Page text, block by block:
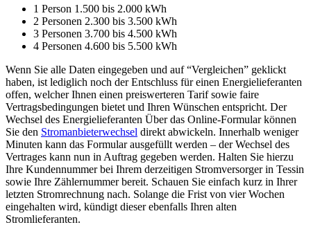
1 Person 1.500 bis 2.000 kWh
2 Personen 2.300 bis 3.500 kWh
3 Personen 3.700 bis 4.500 kWh
4 Personen 4.600 bis 5.500 kWh
Wenn Sie alle Daten eingegeben und auf “Vergleichen” geklickt
haben, ist lediglich noch der Entschluss für einen Energielieferanten
offen, welcher Ihnen einen preiswerteren Tarif sowie faire
Vertragsbedingungen bietet und Ihren Wünschen entspricht. Der
Wechsel des Energielieferanten Über das Online-Formular können
Sie den Stromanbieterwechsel direkt abwickeln. Innerhalb weniger
Minuten kann das Formular ausgefüllt werden – der Wechsel des
Vertrages kann nun in Auftrag gegeben werden. Halten Sie hierzu
Ihre Kundennummer bei Ihrem derzeitigen Stromversorger in Tessin
sowie Ihre Zählernummer bereit. Schauen Sie einfach kurz in Ihrer
letzten Stromrechnung nach. Solange die Frist von vier Wochen
eingehalten wird, kündigt dieser ebenfalls Ihren alten
Stromlieferanten.